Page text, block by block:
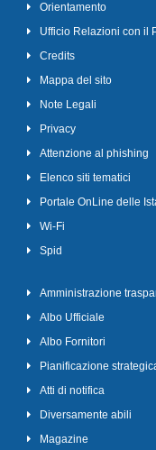
Orientamento
Ufficio Relazioni con il
Credits
Mappa del sito
Note Legali
Privacy
Attenzione al phishing
Elenco siti tematici
Portale OnLine delle
Wi-Fi
Spid
Amministrazione
Albo Ufficiale
Albo Fornitori
Pianificazione
Atti di notifica
Diversamente abili
Magazine